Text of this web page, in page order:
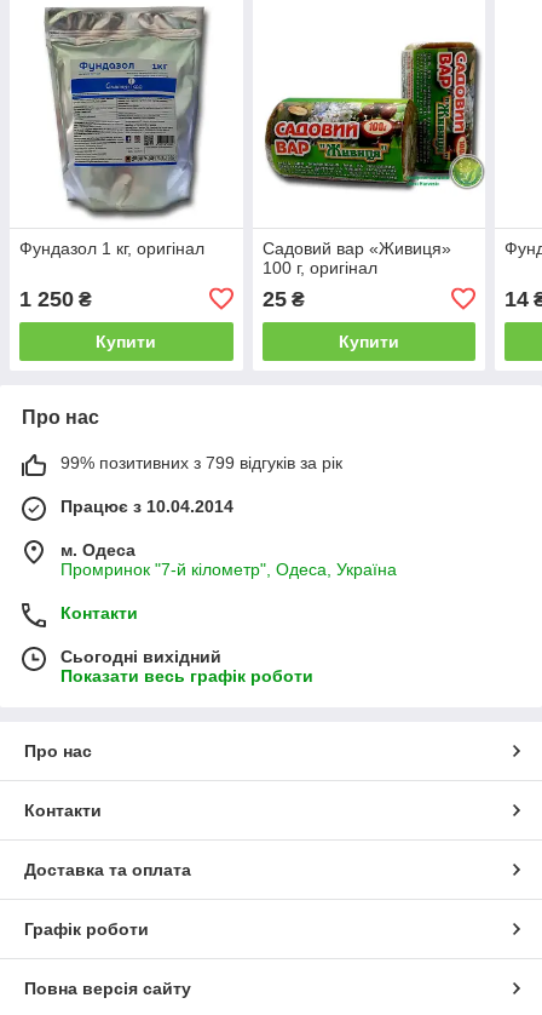
Фундазол 1 кг, оригінал
1 250 ₴
Купити
Садовий вар «Живиця»
100 г, оригінал
25₴
Купити
14
Про нас
99% позитивних з 799 відгуків за рік
Працює з 10.04.2014
м. Одеса
Промринок "7-й кілометр", Одеса, Україна
Контакти
Сьогодні вихідний
Показати весь графік роботи
Про нас
Контакти
Доставка та оплата
Графік роботи
Повна версія сайту